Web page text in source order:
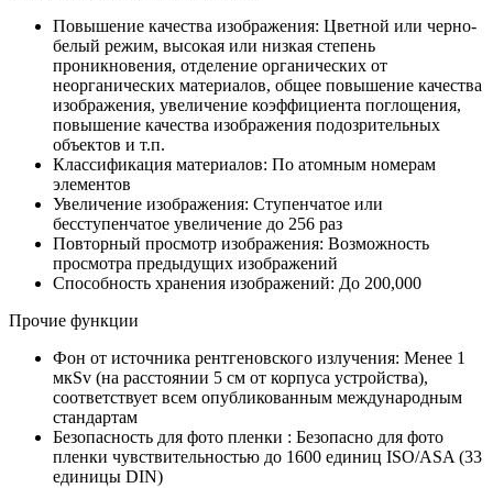
Повышение качества изображения: Цветной или черно-
белый режим, высокая или низкая степень
проникновения, отделение органических от
неорганических материалов, общее повышение качества
изображения, увеличение коэффициента поглощения,
повышение качества изображения подозрительных
объектов и т.п.
Классификация материалов: По атомным номерам
элементов
Увеличение изображения: Ступенчатое или
бесступенчатое увеличение до 256 раз
Повторный просмотр изображения: Возможность
просмотра предыдущих изображений
Способность хранения изображений: До 200,000
Прочие функции
Фон от источника рентгеновского излучения: Менее 1
мкSv (на расстоянии 5 см от корпуса устройства),
соответствует всем опубликованным международным
стандартам
Безопасность для фото пленки : Безопасно для фото
пленки чувствительностью до 1600 единиц ISO/ASA (33
единицы DIN)